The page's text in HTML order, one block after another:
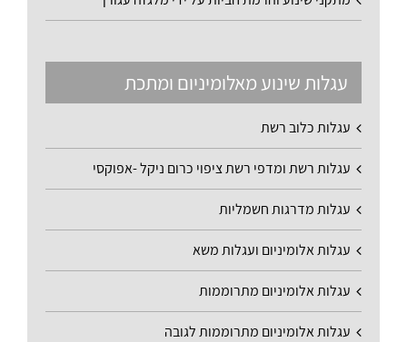
עגלות שינוע מאלומיניום ומתכת
עגלות כלוב רשת
עגלות רשת ומדפי רשת ציפוי כרום ניקל -אפוקסי
עגלות מדרגות חשמליות
עגלות אלומיניום ועגלות משא
עגלות אלומיניום מתרוממות
עגלות אלומיניום מתרוממות לגובה